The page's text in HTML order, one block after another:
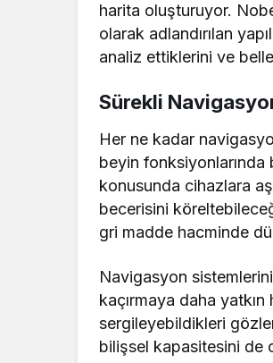
harita oluşturuyor.
olarak adlandırılan
analiz ettiklerini ve
Sürekli
Her ne kadar
beyin
konusunda cihazlara
becerisini
gri madde hacminde
Navigasyon sistemlerini
kaçırmaya daha
sergileyebildikleri
bilişsel kapasitesini de